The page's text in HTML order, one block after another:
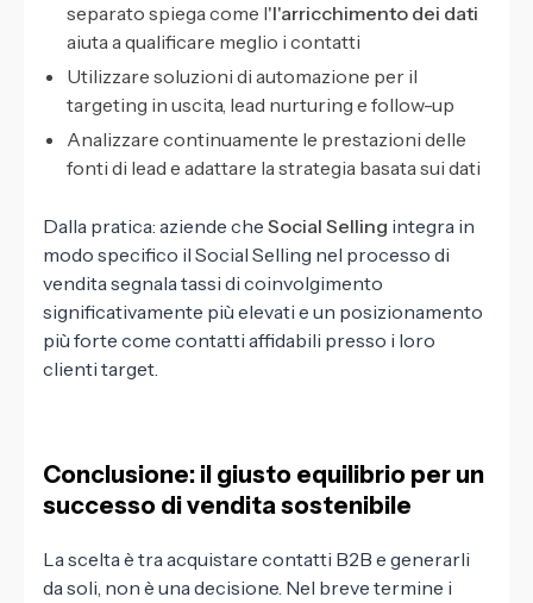
separato spiega come l'l'arricchimento dei dati
aiuta a qualificare meglio i contatti
Utilizzare soluzioni di automazione per il
targeting in uscita, lead nurturing e follow-up
Analizzare continuamente le prestazioni delle
fonti di lead e adattare la strategia basata sui dati
Dalla pratica: aziende che Social Selling integra in
modo specifico il Social Selling nel processo di
vendita segnala tassi di coinvolgimento
significativamente più elevati e un posizionamento
più forte come contatti affidabili presso i loro
clienti target.
Conclusione: il giusto equilibrio per un
successo di vendita sostenibile
La scelta è tra acquistare contatti B2B e generarli
da soli, non è una decisione. Nel breve termine i